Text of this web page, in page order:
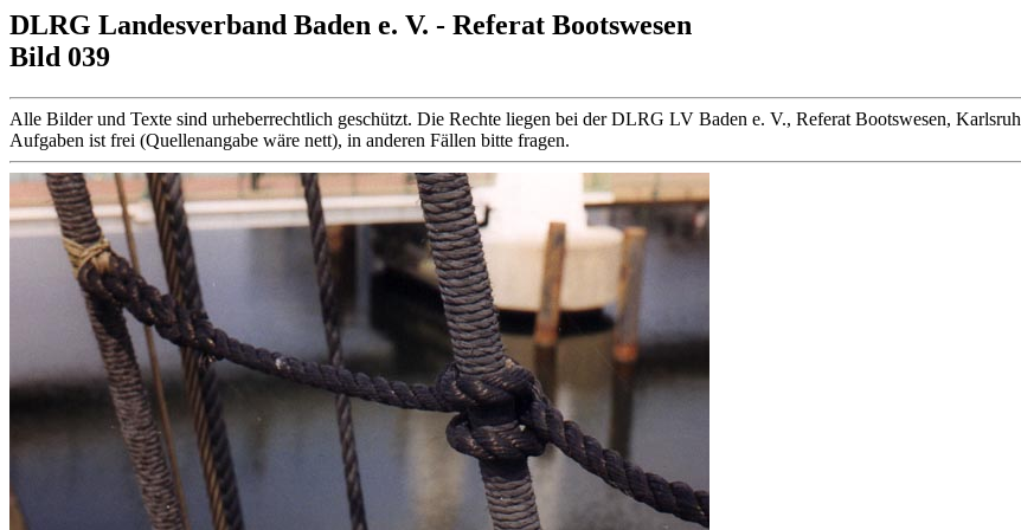
DLRG Landesverband Baden e. V. - Referat Bootswesen
Bild 039
Alle Bilder und Texte sind urheberrechtlich geschützt. Die Rechte liegen bei der DLRG LV Baden e. V., Referat Bootswesen,
Aufgaben ist frei (Quellenangabe wäre nett), in anderen Fällen bitte fragen.